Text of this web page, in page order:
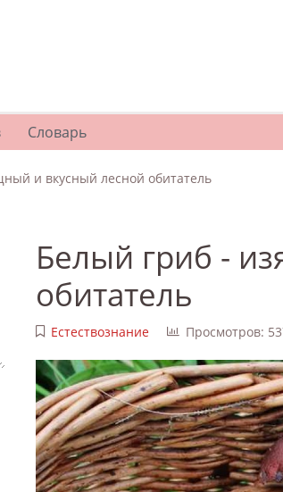
Словарь
и вкусный лесной обитатель
Белый гриб -
обитатель
Естествознание Просмотров: